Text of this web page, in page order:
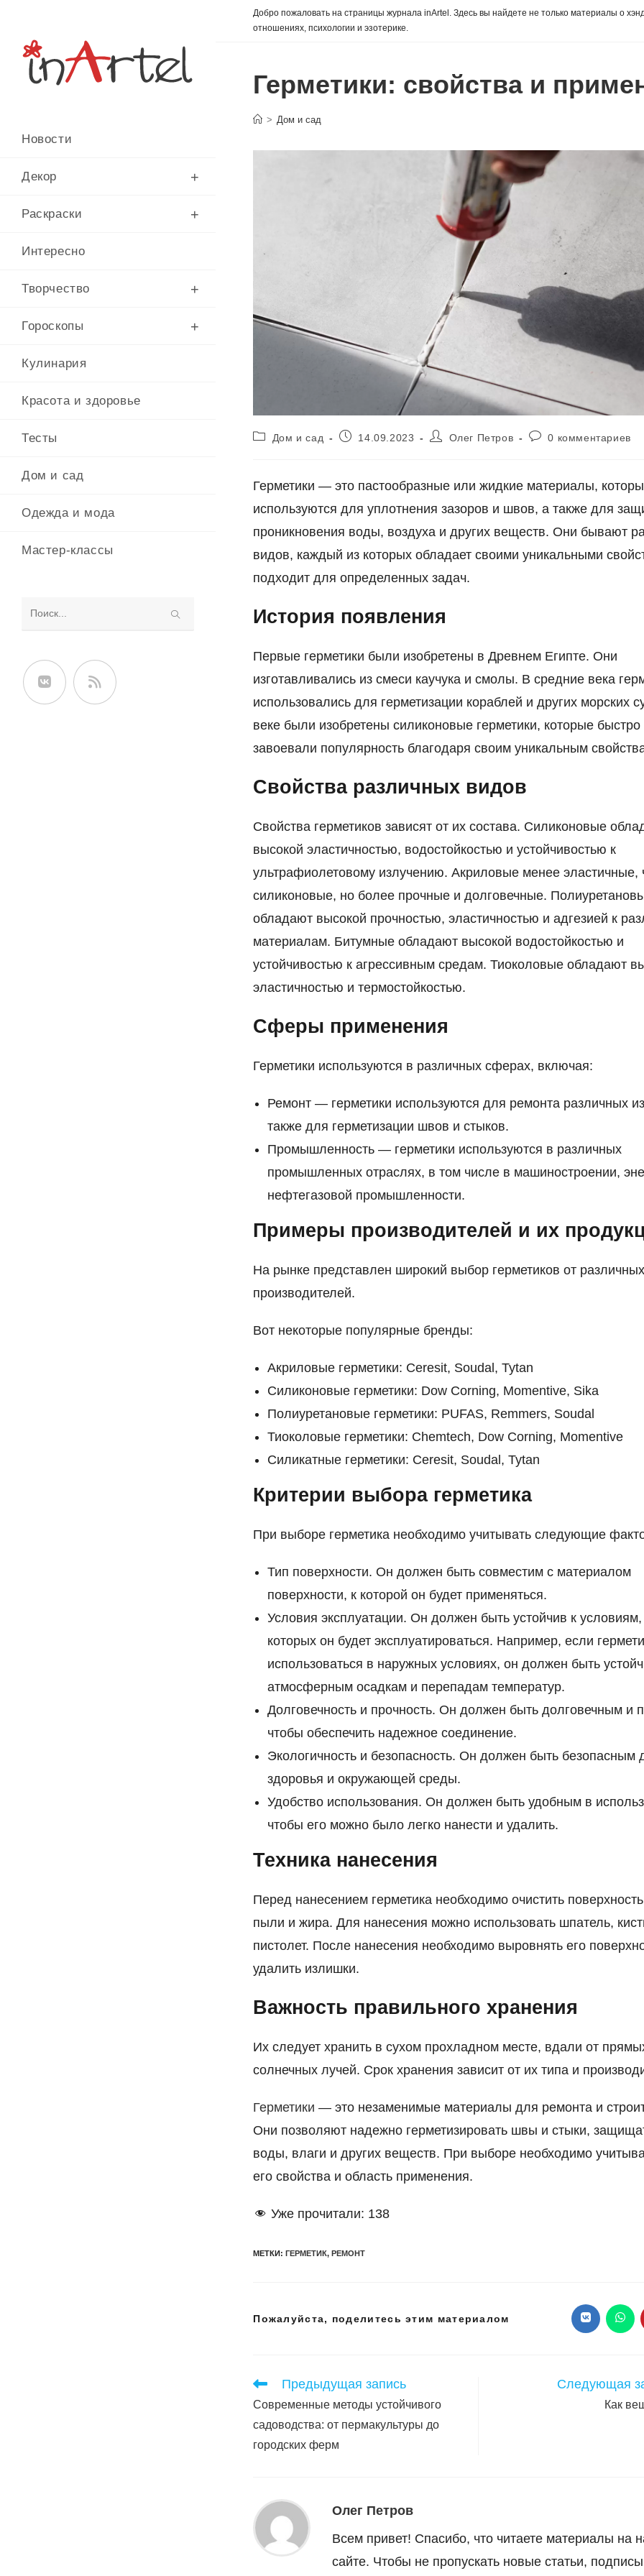
ПерейтиДобро пожаловать на страницы журнала inArtel. Здесь вы найдете не только материалы о
отношениях, психологии и эзотерике.
Новости
Декор
Раскраски
Интересно
Творчество
Гороскопы
Кулинария
Красота и здоровье
Тесты
Дом и сад
Одежда и мода
Мастер-классы
сайте
Герметики: свойства и
> Дом и сад
РубрикаДом и сад
Запись14.09.2023
АвторОлег Петров
Комментарии
0 комментариев
Герметики — это пастообразные или жидкие материалы,
используются для уплотнения зазоров и швов, а также для
проникновения воды, воздуха и других веществ. Они бывают
видов, каждый из которых обладает своими уникальными
подходит для определенных задач.
История появления
Первые герметики были изобретены в Древнем Египте. Они
изготавливались из смеси каучука и смолы. В средние века
использовались для герметизации кораблей и других морских
веке были изобретены силиконовые герметики, которые быстро
завоевали популярность благодаря своим уникальным
Свойства различных видов
Свойства герметиков зависят от их состава. Силиконовые
высокой эластичностью, водостойкостью и устойчивостью к
ультрафиолетовому излучению. Акриловые менее эластичные,
силиконовые, но более прочные и долговечные.
обладают высокой прочностью, эластичностью и адгезией к
материалам. Битумные обладают высокой водостойкостью и
устойчивостью к агрессивным средам. Тиоколовые обладают
эластичностью и термостойкостью.
Сферы применения
Герметики используются в различных сферах, включая:
Ремонт — герметики используются для ремонта различных
также для герметизации швов и стыков.
Промышленность — герметики используются в различных
промышленных отраслях, в том числе в машиностроении,
нефтегазовой промышленности.
Примеры производителей и их
На рынке представлен широкий выбор герметиков от
производителей.
Вот некоторые популярные бренды:
Акриловые герметики: Ceresit, Soudal, Tytan
Силиконовые герметики: Dow Corning, Momentive, Sika
Полиуретановые герметики: PUFAS, Remmers, Soudal
Тиоколовые герметики: Chemtech, Dow Corning, Momentive
Силикатные герметики: Ceresit, Soudal, Tytan
Критерии выбора герметика
При выборе герметика необходимо учитывать следующие
Тип поверхности. Он должен быть совместим с материалом
поверхности, к которой он будет применяться.
Условия эксплуатации. Он должен быть устойчив к
которых он будет эксплуатироваться. Например, если
использоваться в наружных условиях, он должен быть
атмосферным осадкам и перепадам температур.
Долговечность и прочность. Он должен быть долговечным и
чтобы обеспечить надежное соединение.
Экологичность и безопасность. Он должен быть безопасным
здоровья и окружающей среды.
Удобство использования. Он должен быть удобным в
чтобы его можно было легко нанести и удалить.
Техника нанесения
Перед нанесением герметика необходимо очистить поверхность
пыли и жира. Для нанесения можно использовать шпатель,
пистолет. После нанесения необходимо выровнять его
удалить излишки.
Важность правильного хранения
Их следует хранить в сухом прохладном месте, вдали от
солнечных лучей. Срок хранения зависит от их типа и
Герметики — это незаменимые материалы для ремонта и
Они позволяют надежно герметизировать швы и стыки,
воды, влаги и других веществ. При выборе необходимо
его свойства и область применения.
Уже прочитали: 138
МЕТКИ:ГЕРМЕТИК, РЕМОНТ
Пожалуйста, поделитесь этим материалом Поделиться
в
в
Читать
статьи
Предыдущая запись
Современные методы устойчивого
садоводства: от пермакультуры до
городских ферм
Следующая
Как
Олег Петров
Всем привет! Спасибо, что читаете материалы на
сайте. Чтобы не пропускать новые статьи,